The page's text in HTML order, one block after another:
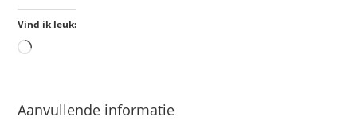
Vind ik leuk:
Aanvullende informatie